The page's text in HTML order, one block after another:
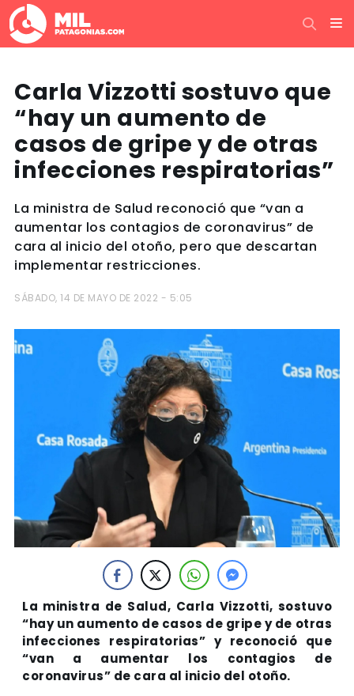
Carla Vizzotti sostuvo que
“hay un aumento de
casos de gripe y de otras
infecciones respiratorias”
La ministra de Salud reconoció que “van a
aumentar los contagios de coronavirus” de
cara al inicio del otoño, pero que descartan
implementar restricciones.
SÁBADO, 14 DE MAYO DE 2022 - 5:05
La ministra de Salud, Carla Vizzotti, sostuvo
“hay un aumento de casos de gripe y de otras
infecciones respiratorias” y reconoció que
“van a aumentar los contagios de
coronavirus” de cara al inicio del otoño.